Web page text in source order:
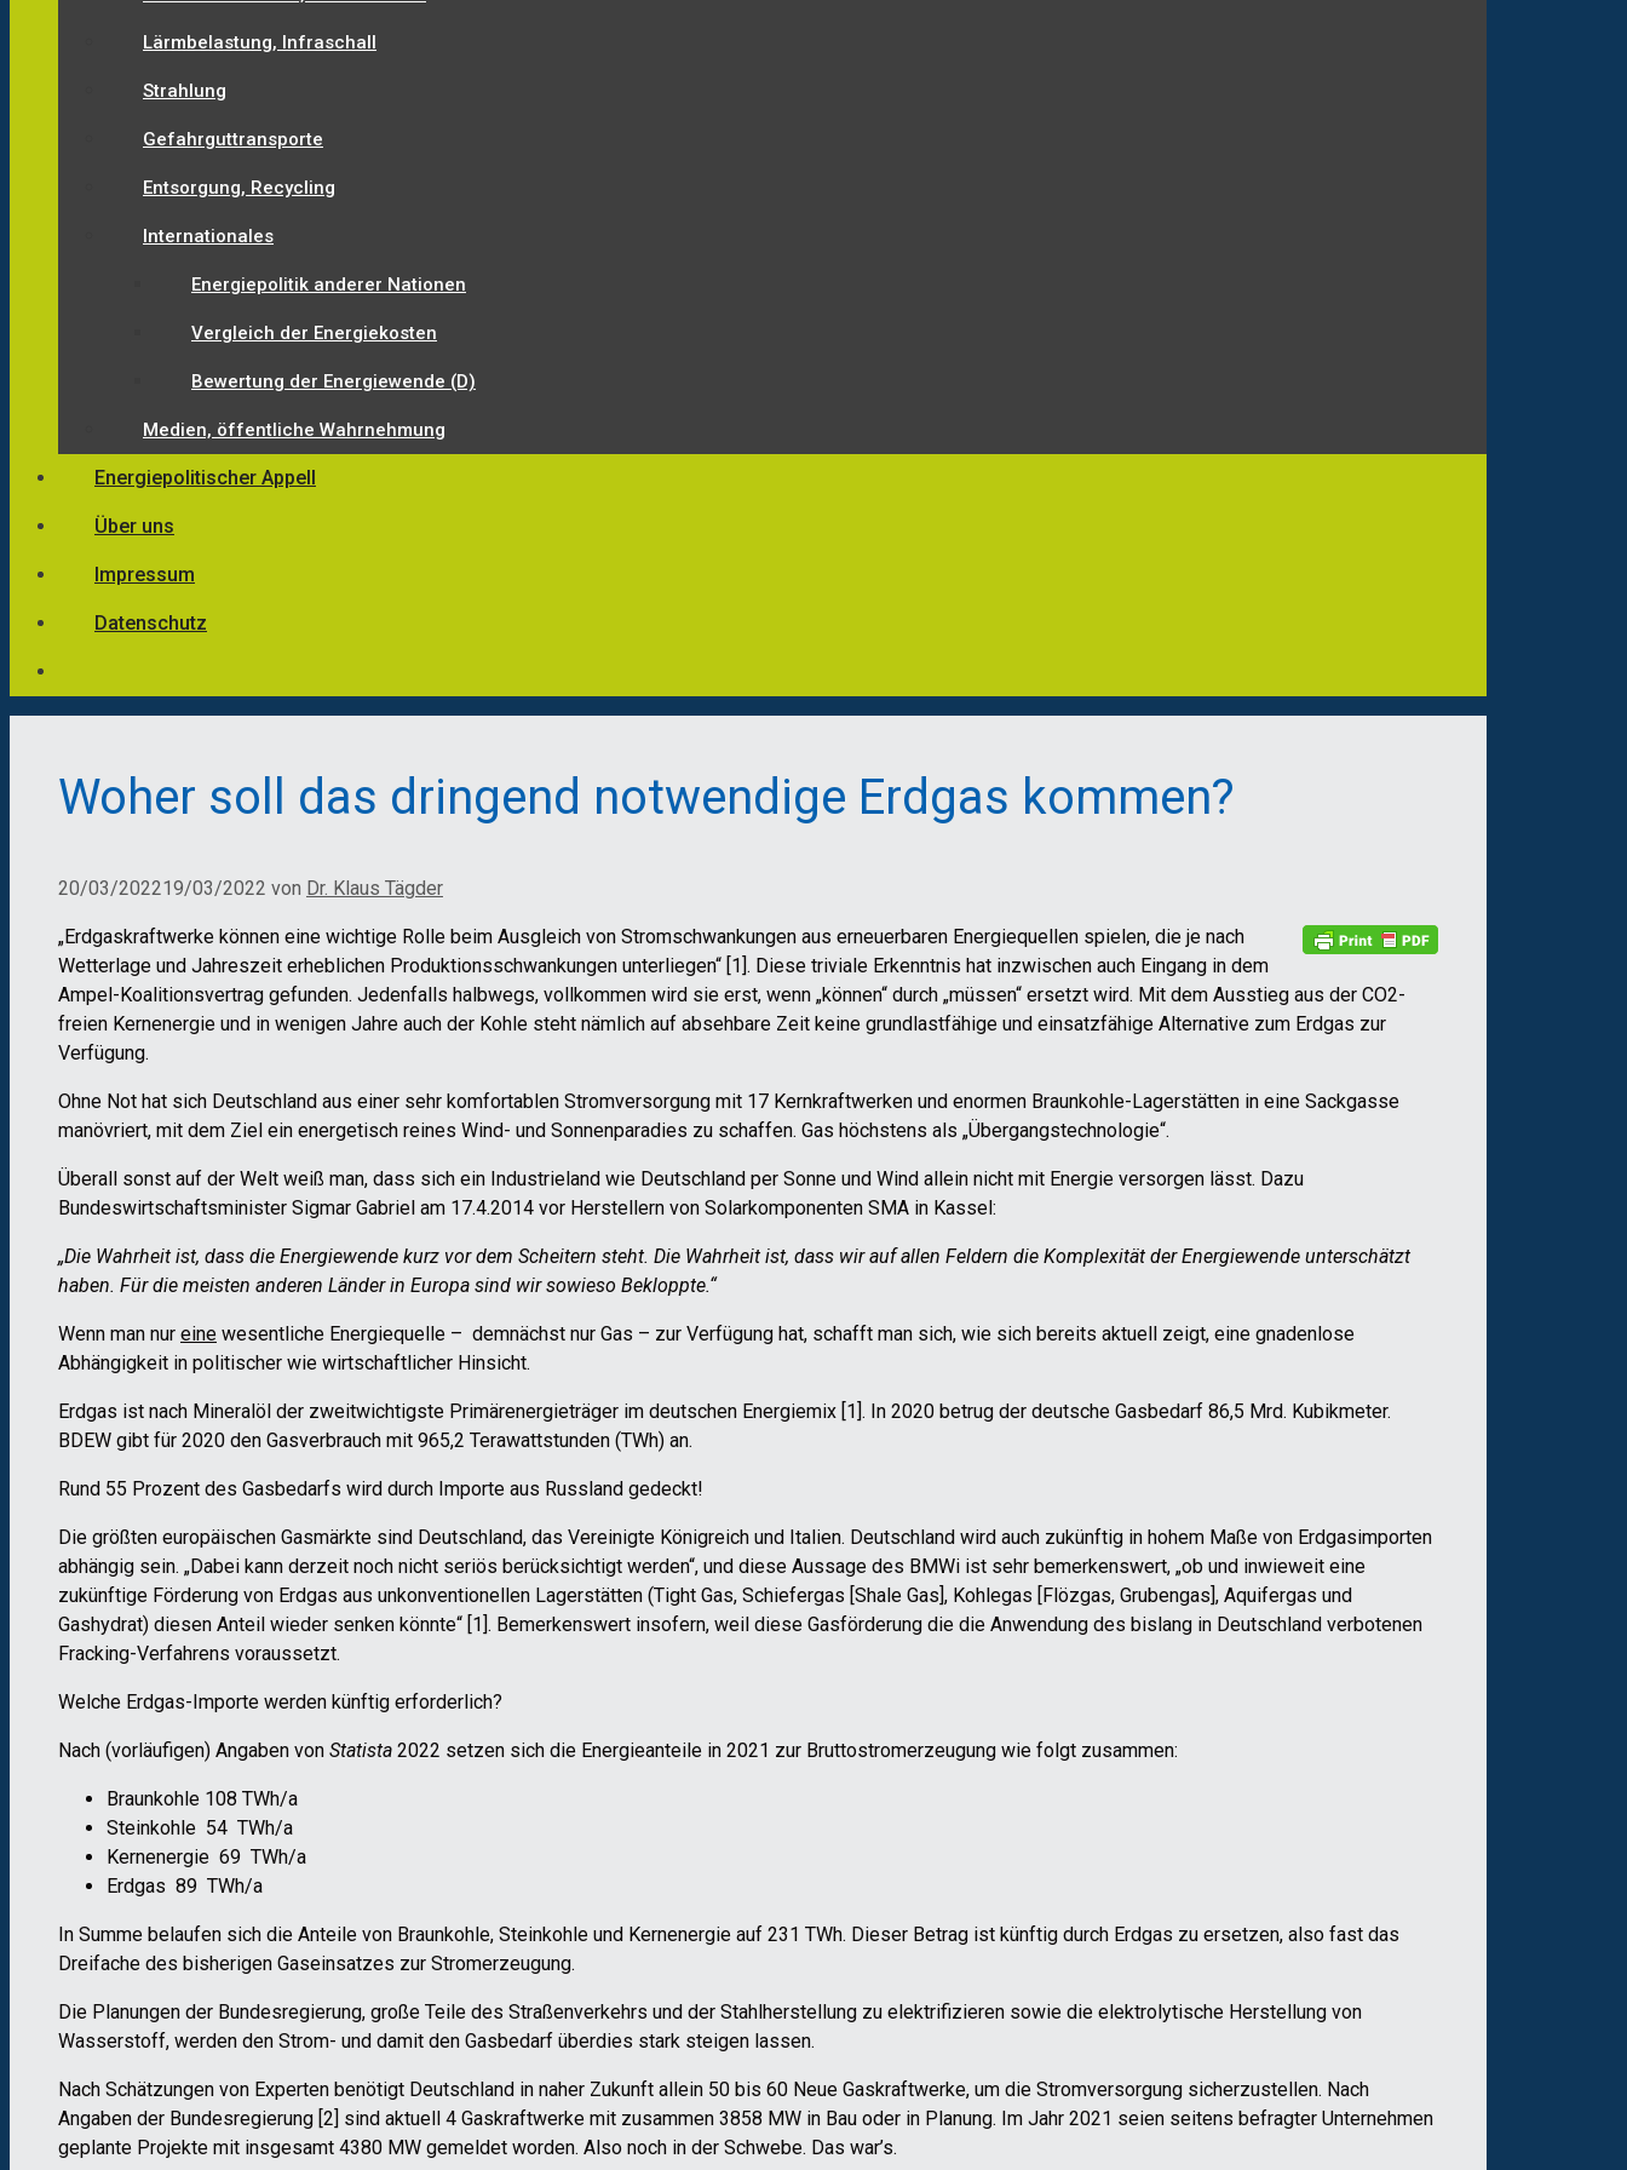
Lärmbelastung, Infraschall
Strahlung
Gefahrguttransporte
Entsorgung, Recycling
Internationales
Energiepolitik anderer Nationen
Vergleich der Energiekosten
Bewertung der Energiewende (D)
Medien, öffentliche Wahrnehmung
Energiepolitischer Appell
Über uns
Impressum
Datenschutz
Woher soll das dringend notwendige Erdgas kommen?
20/03/202219/03/2022 von Dr. Klaus Tägder
„Erdgaskraftwerke können eine wichtige Rolle beim Ausgleich von Stromschwankungen aus erneuerbaren Energiequellen spielen, die je nach
Wetterlage und Jahreszeit erheblichen Produktionsschwankungen unterliegen“ [1]. Diese triviale Erkenntnis hat inzwischen auch Eingang in dem
Ampel-Koalitionsvertrag gefunden. Jedenfalls halbwegs, vollkommen wird sie erst, wenn „können“ durch „müssen“ ersetzt wird. Mit dem Ausstieg aus der CO2-
freien Kernenergie und in wenigen Jahre auch der Kohle steht nämlich auf absehbare Zeit keine grundlastfähige und einsatzfähige Alternative zum Erdgas zur
Verfügung.
Ohne Not hat sich Deutschland aus einer sehr komfortablen Stromversorgung mit 17 Kernkraftwerken und enormen Braunkohle-Lagerstätten in eine Sackgasse
manövriert, mit dem Ziel ein energetisch reines Wind- und Sonnenparadies zu schaffen. Gas höchstens als „Übergangstechnologie“.
Überall sonst auf der Welt weiß man, dass sich ein Industrieland wie Deutschland per Sonne und Wind allein nicht mit Energie versorgen lässt. Dazu
Bundeswirtschaftsminister Sigmar Gabriel am 17.4.2014 vor Herstellern von Solarkomponenten SMA in Kassel:
„Die Wahrheit ist, dass die Energiewende kurz vor dem Scheitern steht. Die Wahrheit ist, dass wir auf allen Feldern die Komplexität der Energiewende unterschätzt
haben. Für die meisten anderen Länder in Europa sind wir sowieso Bekloppte.“
Wenn man nur eine wesentliche Energiequelle – demnächst nur Gas – zur Verfügung hat, schafft man sich, wie sich bereits aktuell zeigt, eine gnadenlose
Abhängigkeit in politischer wie wirtschaftlicher Hinsicht.
Erdgas ist nach Mineralöl der zweitwichtigste Primärenergieträger im deutschen Energiemix [1]. In 2020 betrug der deutsche Gasbedarf 86,5 Mrd. Kubikmeter.
BDEW gibt für 2020 den Gasverbrauch mit 965,2 Terawattstunden (TWh) an.
Rund 55 Prozent des Gasbedarfs wird durch Importe aus Russland gedeckt!
Die größten europäischen Gasmärkte sind Deutschland, das Vereinigte Königreich und Italien. Deutschland wird auch zukünftig in hohem Maße von Erdgasimporten
abhängig sein. „Dabei kann derzeit noch nicht seriös berücksichtigt werden“, und diese Aussage des BMWi ist sehr bemerkenswert, „ob und inwieweit eine
zukünftige Förderung von Erdgas aus unkonventionellen Lagerstätten (Tight Gas, Schiefergas [Shale Gas], Kohlegas [Flözgas, Grubengas], Aquifergas und
Gashydrat) diesen Anteil wieder senken könnte“ [1]. Bemerkenswert insofern, weil diese Gasförderung die die Anwendung des bislang in Deutschland verbotenen
Fracking-Verfahrens voraussetzt.
Welche Erdgas-Importe werden künftig erforderlich?
Nach (vorläufigen) Angaben von Statista 2022 setzen sich die Energieanteile in 2021 zur Bruttostromerzeugung wie folgt zusammen:
Braunkohle 108 TWh/a
Steinkohle 54 TWh/a
Kernenergie 69 TWh/a
Erdgas 89 TWh/a
In Summe belaufen sich die Anteile von Braunkohle, Steinkohle und Kernenergie auf 231 TWh. Dieser Betrag ist künftig durch Erdgas zu ersetzen, also fast das
Dreifache des bisherigen Gaseinsatzes zur Stromerzeugung.
Die Planungen der Bundesregierung, große Teile des Straßenverkehrs und der Stahlherstellung zu elektrifizieren sowie die elektrolytische Herstellung von
Wasserstoff, werden den Strom- und damit den Gasbedarf überdies stark steigen lassen.
Nach Schätzungen von Experten benötigt Deutschland in naher Zukunft allein 50 bis 60 Neue Gaskraftwerke, um die Stromversorgung sicherzustellen. Nach
Angaben der Bundesregierung [2] sind aktuell 4 Gaskraftwerke mit zusammen 3858 MW in Bau oder in Planung. Im Jahr 2021 seien seitens befragter Unternehmen
geplante Projekte mit insgesamt 4380 MW gemeldet worden. Also noch in der Schwebe. Das war’s.